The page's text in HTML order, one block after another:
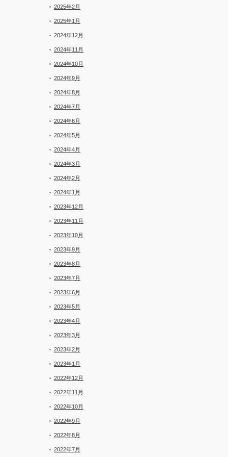
2025年2月
2025年1月
2024年12月
2024年11月
2024年10月
2024年9月
2024年8月
2024年7月
2024年6月
2024年5月
2024年4月
2024年3月
2024年2月
2024年1月
2023年12月
2023年11月
2023年10月
2023年9月
2023年8月
2023年7月
2023年6月
2023年5月
2023年4月
2023年3月
2023年2月
2023年1月
2022年12月
2022年11月
2022年10月
2022年9月
2022年8月
2022年7月